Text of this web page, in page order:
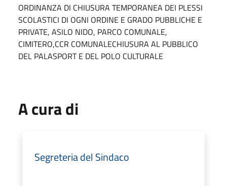
ORDINANZA DI CHIUSURA TEMPORANEA DEI PLESSI
SCOLASTICI DI OGNI ORDINE E GRADO PUBBLICHE E
PRIVATE, ASILO NIDO, PARCO COMUNALE,
CIMITERO,CCR COMUNALECHIUSURA AL PUBBLICO
DEL PALASPORT E DEL POLO CULTURALE
A cura di
Segreteria del Sindaco